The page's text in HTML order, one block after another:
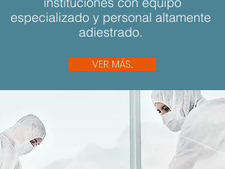
especializado y personal altamente
adiestrado.
VER MÁS...